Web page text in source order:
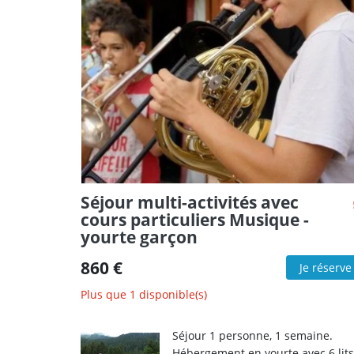
Séjour multi-activités avec
cours particuliers Musique -
yourte garçon
860 €
Je réserve
Plus que 1 disponible(s)
Séjour 1 personne, 1 semaine.